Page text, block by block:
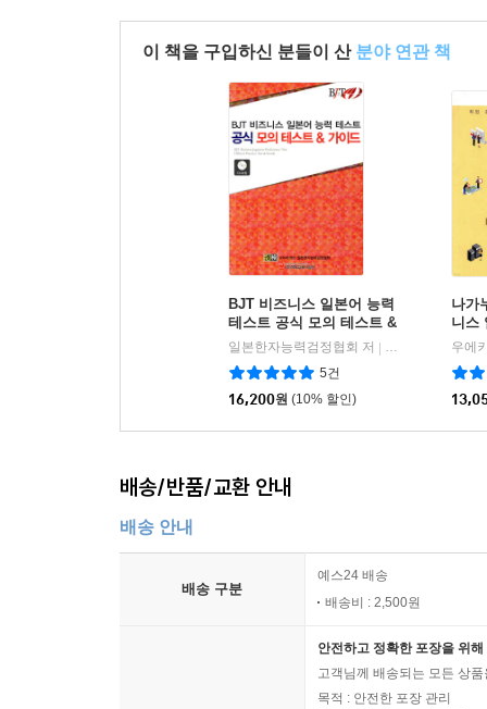
이 책을 구입하신 분들이 산 분야 연관 책
BJT 비즈니스 일본어 능력
테스트 공식 모의 테스트 &
가이드
일본한자능력검정협회 저
해외교육사업단
5건
16,200원 (10% 할인)
나가
니스
배송/반품/교환 안내
배송 안내
배송 구분
예스24 배송
배송비 : 2,500원
안전하고 정확한 포장을 위
고객님께 배송되는 모든 상
목적 : 안전한 포장 관리